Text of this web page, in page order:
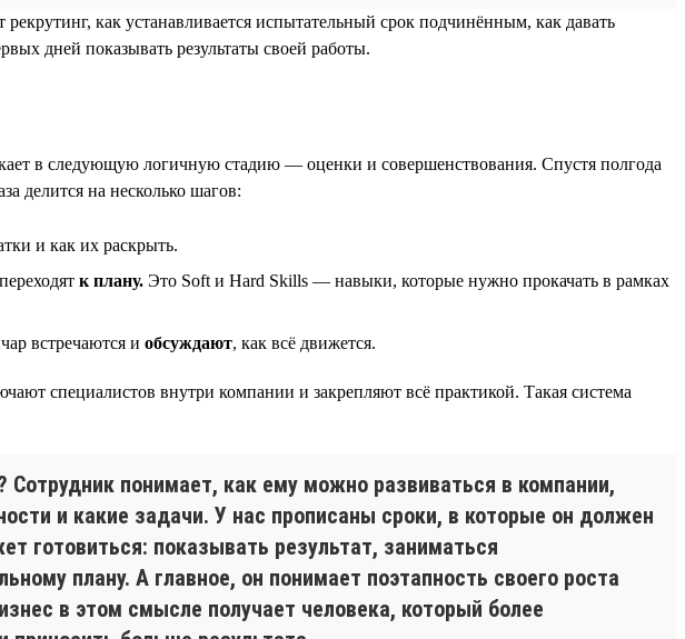
как устанавливается испытательный срок подчинённым, как давать
дней показывать результаты своей работы.
в следующую логичную стадию — оценки и совершенствования. Спустя полгода
делится на несколько шагов:
и как их раскрыть.
к плану. Это Soft и Hard Skills — навыки, которые нужно прокачать в рамках
встречаются и обсуждают, как всё движется.
специалистов внутри компании и закрепляют всё практикой. Такая система
Сотрудник понимает, как ему можно развиваться в компании,
и какие задачи. У нас прописаны сроки, в которые он должен
готовиться: показывать результат, заниматься
плану. А главное, он понимает поэтапность своего роста
в этом смысле получает человека, который более